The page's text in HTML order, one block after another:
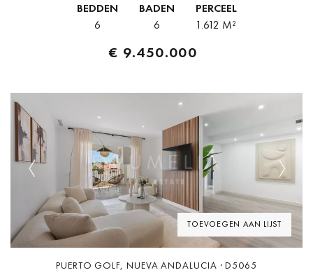
BEDDEN
6
BADEN
6
PERCEEL
1.612 M²
€ 9.450.000
TOEVOEGEN AAN LIJST
Previous Next
PUERTO GOLF, NUEVA ANDALUCIA · D5065